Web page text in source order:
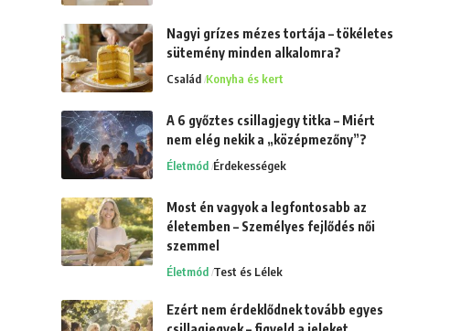
Nagyi grízes mézes tortája – tökéletes
sütemény minden alkalomra?
Család Konyha és kert
A 6 győztes csillagjegy titka – Miért
nem elég nekik a „középmezőny”?
Életmód Érdekességek
Most én vagyok a legfontosabb az
életemben – Személyes fejlődés női
szemmel
Életmód Test és Lélek
Ezért nem érdeklődnek tovább egyes